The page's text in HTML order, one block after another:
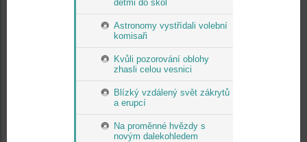
dětmi do škol
Astronomy vystřídali volební
komisaři
Kvůli pozorování oblohy
zhasli celou vesnici
Blízký vzdálený svět zákrytů
a erupcí
Na proměnné hvězdy s
novým dalekohledem